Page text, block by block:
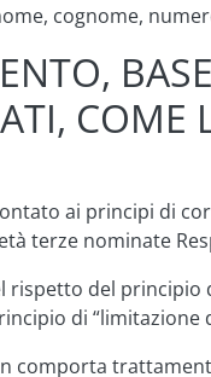
cognome,
ai principi di
terze nominate
del
di “limitazione
comporta